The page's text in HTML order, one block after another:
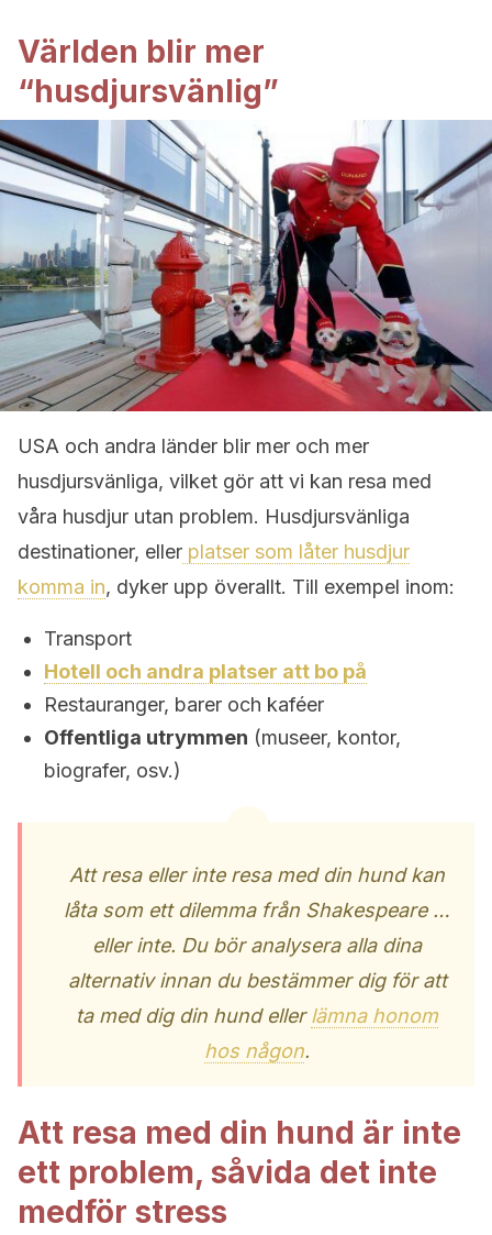
Världen blir mer
“husdjursvänlig”
USA och andra länder blir mer och mer
husdjursvänliga, vilket gör att vi kan resa med
våra husdjur utan problem. Husdjursvänliga
destinationer, eller platser som låter husdjur
komma in, dyker upp överallt. Till exempel inom:
Transport
Hotell och andra platser att bo på
Restauranger, barer och kaféer
Offentliga utrymmen (museer, kontor,
biografer, osv.)
Att resa eller inte resa med din hund kan
låta som ett dilemma från Shakespeare …
eller inte. Du bör analysera alla dina
alternativ innan du bestämmer dig för att
ta med dig din hund ellerlämna honom
hos någon.
Att resa med din hund är inte
ett problem, såvida det inte
medför stress